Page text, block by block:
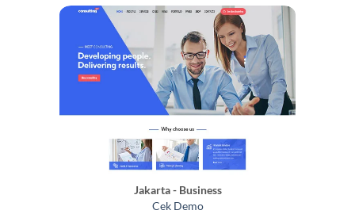
Jakarta - Business
Cek Demo